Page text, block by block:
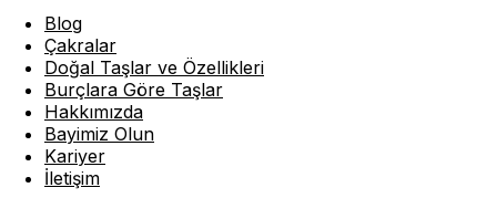
Blog
Çakralar
Doğal Taşlar ve Özellikleri
Burçlara Göre Taşlar
Hakkımızda
Bayimiz Olun
Kariyer
İletişim